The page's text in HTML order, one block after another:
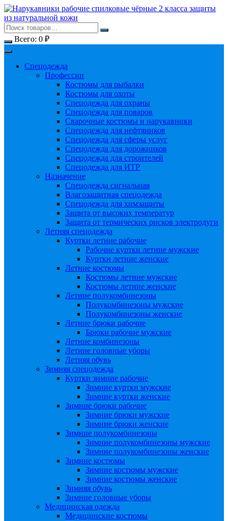
Перейти
к
содержимому
Всего: 0 ₽
Спецодежда
Профессии
Костюмы для рыбалки
Костюмы для охоты
Спецодежда для охраны
Спецодежда для поваров
Сварочные костюмы и нарукавники
Спецодежда для нефтяников
Спецодежда для сферы услуг
Спецодежда для дорожников
Спецодежда для строителей
Спецодежда для ИТР
Назначение
Спецодежда сигнальная
Влагозащитная спецодежда
Спецодежда для химзащиты
Защита от высоких температур
Защита от термических рисков электродуги
Летняя спецодежда
Куртки летние рабочие
Рабочие куртки летние мужские
Куртки летние женские
Летние костюмы
Костюмы летние мужские
Костюмы летние женские
Летние полукомбинезоны
Полукомбинезоны мужские
Полукомбинезоны женские
Летние брюки рабочие
Брюки рабочие мужские
Летние комбинезоны
Летние головные уборы
Летняя обувь
Зимняя спецодежда
Куртки зимние рабочие
Зимние куртки мужские
Зимние куртки женские
Зимние брюки рабочие
Зимние брюки мужские
Зимние брюки женские
Зимние полукомбинезоны
Зимние полукомбинезоны мужские
Зимние полукомбинезоны женские
Зимние костюмы
Зимние костюмы мужские
Зимние костюмы женские
Зимняя обувь
Зимние головные уборы
Медицинская одежда
Медицинские костюмы